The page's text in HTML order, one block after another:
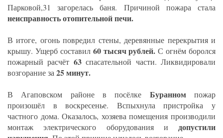
Парковой,31 загорелась баня. Причиной пожара стала
неисправность отопительной печи.
В итоге, огонь повредил стены, деревянные перекрытия и
крышу. Ущерб составил 60 тысяч рублей. С огнём боролся
пожарный расчёт 63спасательной части. Ликвидировали
возгорание за 25 минут.
В Агаповском районе в посёлке Буранномпожар
произошёл в воскресенье. Вспыхнула пристройка у
частного дома. Оказалось, хозяева помещения производили
монтаж электрического оборудования и допустили